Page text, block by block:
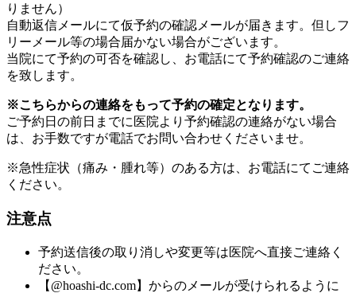
りません）
自動返信メールにて仮予約の確認メールが届きます。但しフ
リーメール等の場合届かない場合がございます。
当院にて予約の可否を確認し、お電話にて予約確認のご連絡
を致します。
※こちらからの連絡をもって予約の確定となります。
ご予約日の前日までに医院より予約確認の連絡がない場合
は、お手数ですが電話でお問い合わせくださいませ。
※急性症状（痛み・腫れ等）のある方は、お電話にてご連絡
ください。
注意点
予約送信後の取り消しや変更等は医院へ直接ご連絡く
ださい。
【@hoashi-dc.com】からのメールが受けられるように